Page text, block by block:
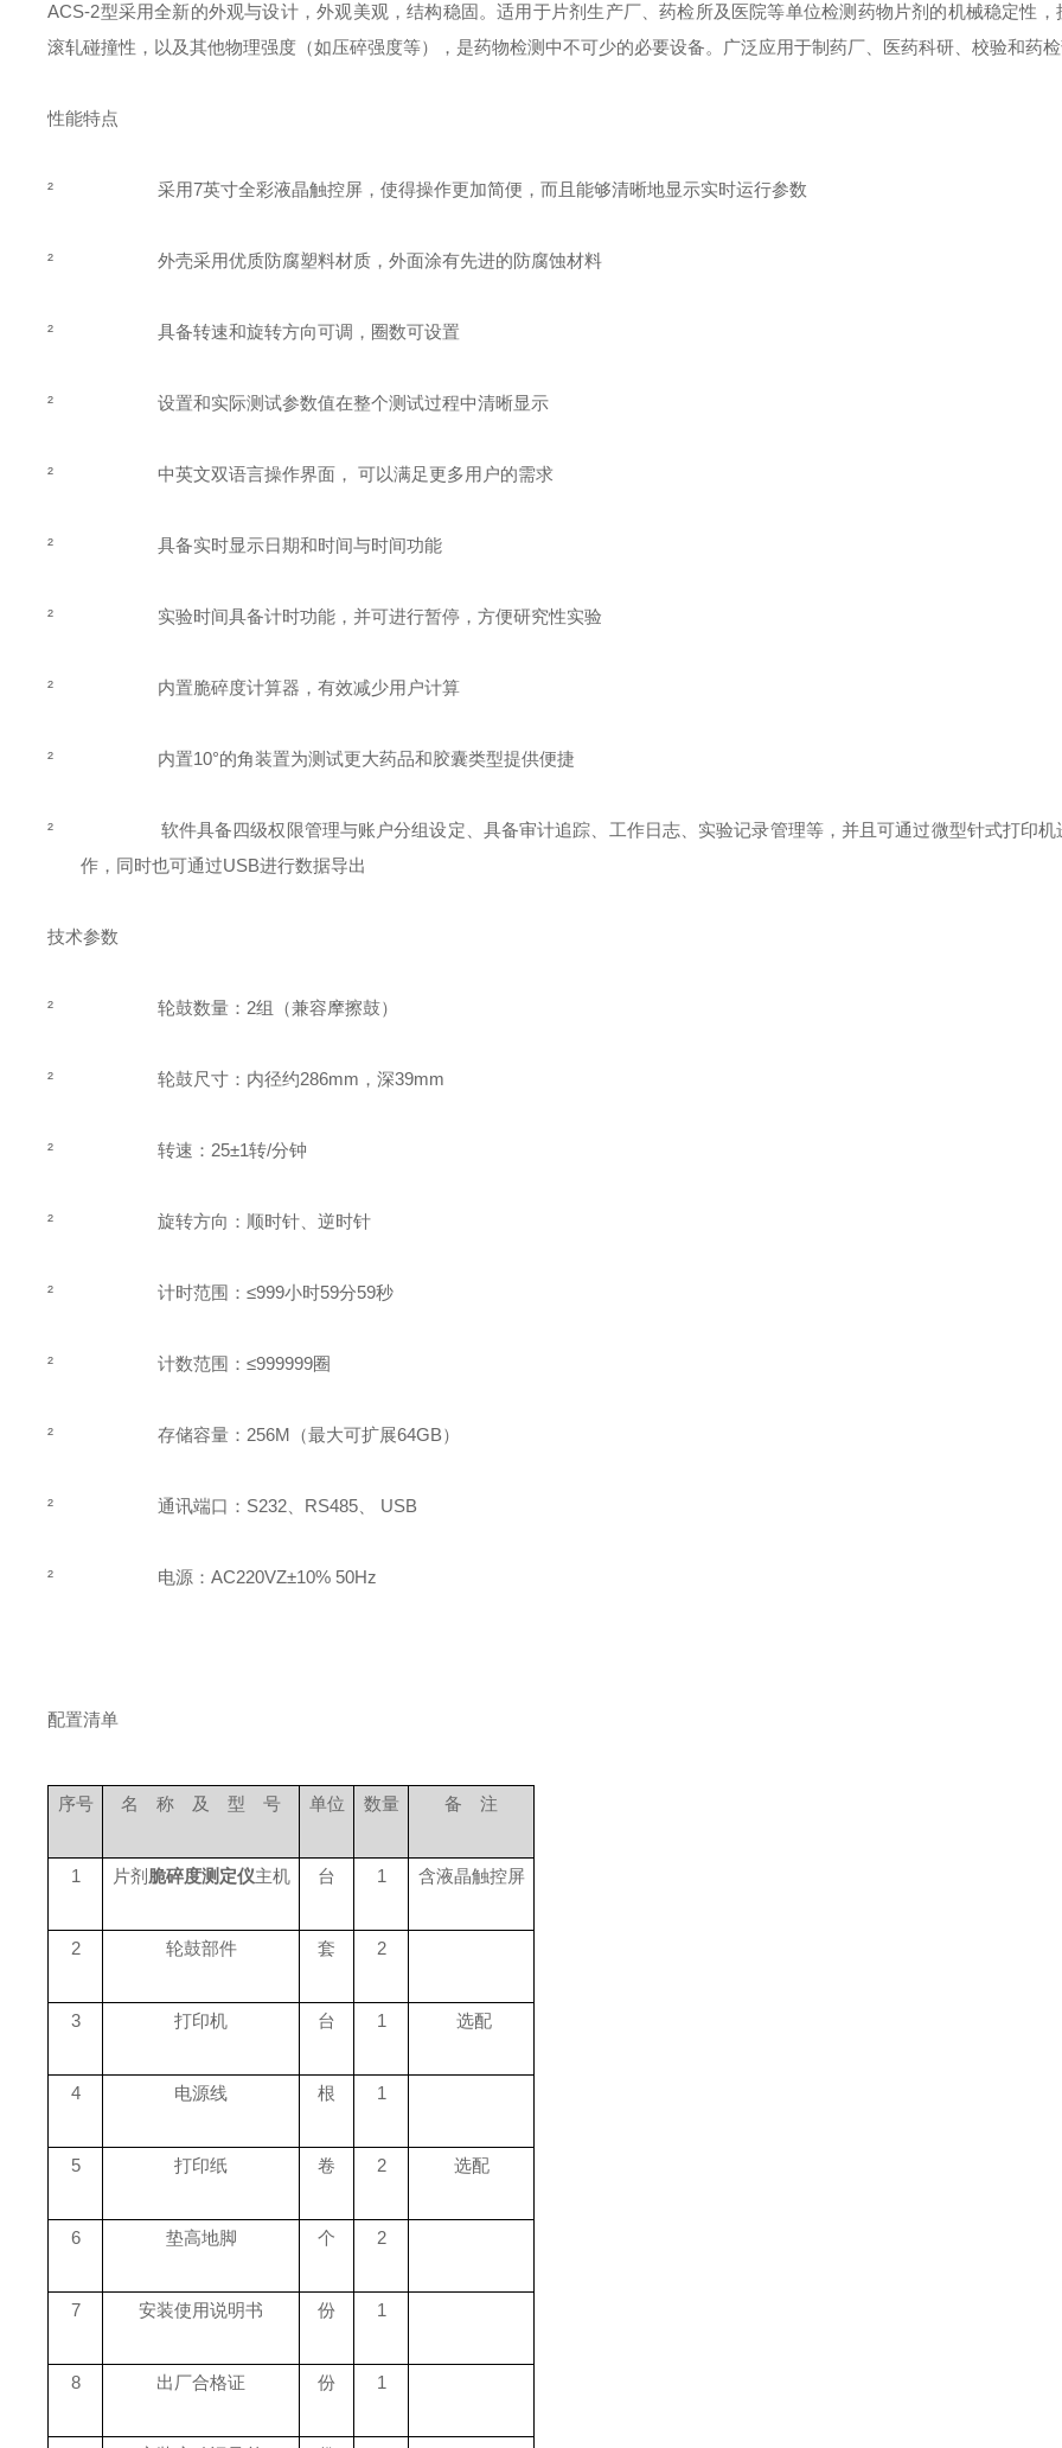
ACS-2型采用全新的外观与设计，外观美观，结构稳固。适用于片剂生产厂、药检所及医院等单位检测药物片剂的机械稳定性，
滚轧碰撞性，以及其他物理强度（如压碎强度等），是药物检测中不可少的必要设备。广泛应用于制药厂、医药科研、校验和药检
性能特点
² 采用7英寸全彩液晶触控屏，使得操作更加简便，而且能够清晰地显示实时运行参数
² 外壳采用优质防腐塑料材质，外面涂有先进的防腐蚀材料
² 具备转速和旋转方向可调，圈数可设置
² 设置和实际测试参数值在整个测试过程中清晰显示
² 中英文双语言操作界面， 可以满足更多用户的需求
² 具备实时显示日期和时间与时间功能
² 实验时间具备计时功能，并可进行暂停，方便研究性实验
² 内置脆碎度计算器，有效减少用户计算
² 内置10°的角装置为测试更大药品和胶囊类型提供便捷
²
软件具备四级权限管理与账户分组设定、具备审计追踪、工作日志、实验记录管理等，并且可通过微型针式打印机
作，同时也可通过USB进行数据导出
技术参数
² 轮鼓数量：2组（兼容摩擦鼓）
² 轮鼓尺寸：内径约286mm，深39mm
² 转速：25±1转/分钟
² 旋转方向：顺时针、逆时针
² 计时范围：≤999小时59分59秒
² 计数范围：≤999999圈
² 存储容量：256M（最大可扩展64GB）
² 通讯端口：S232、RS485、 USB
² 电源：AC220VZ±10% 50Hz
配置清单
序号 名 称 及 型 号 单位 数量 备 注
1 片剂 脆碎度测定仪主机 台 1 含液晶触控屏
2 轮鼓部件 套 2
3 打印机 台 1 选配
4 电源线 根 1
5 打印纸 卷 2 选配
6 垫高地脚 个 2
7 安装使用说明书 份 1
8 出厂合格证 份 1